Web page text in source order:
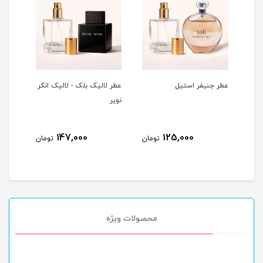
عطر جنیفر استیل
125,000 تومان
عطر لالیک بلک - لالیک انکر
نویر
147,000 تومان
محصولات ویژه